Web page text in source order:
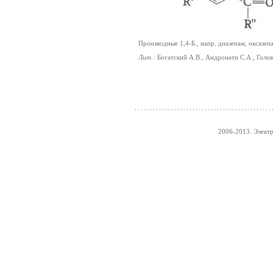
Производные 1,4-Б., напр. диазепам,
Лит.: Богатский А.В., Андронати С.А.,
2006-2013.